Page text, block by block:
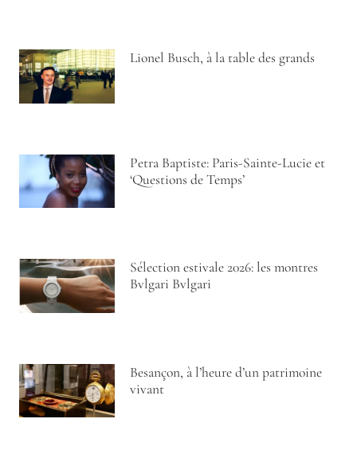
Lionel Busch, à la table des grands
Petra Baptiste: Paris-Sainte-Lucie et
‘Questions de Temps’
Sélection estivale 2026: les montres
Bvlgari Bvlgari
Besançon, à l’heure d’un patrimoine
vivant